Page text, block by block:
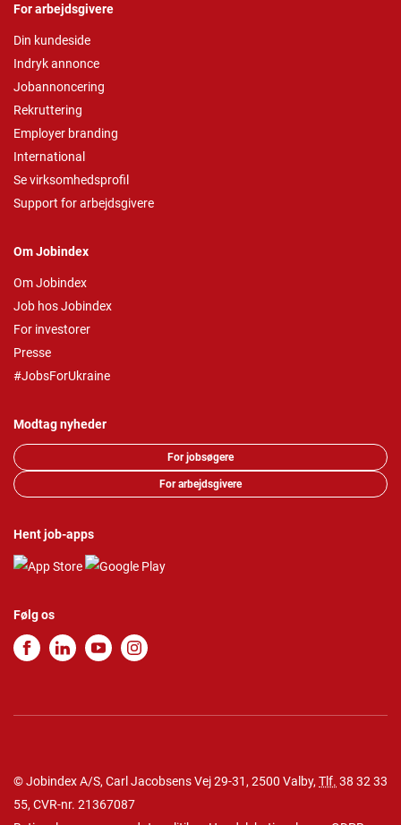
For arbejdsgivere
Din kundeside
Indryk annonce
Jobannoncering
Rekruttering
Employer branding
International
Se virksomhedsprofil
Support for arbejdsgivere
Om Jobindex
Om Jobindex
Job hos Jobindex
For investorer
Presse
#JobsForUkraine
Modtag nyheder
For jobsøgere
For arbejdsgivere
Hent job-apps
Følg os
© Jobindex A/S, Carl Jacobsens Vej 29-31, 2500 Valby, Tlf. 38 32 33
55, CVR-nr. 21367087